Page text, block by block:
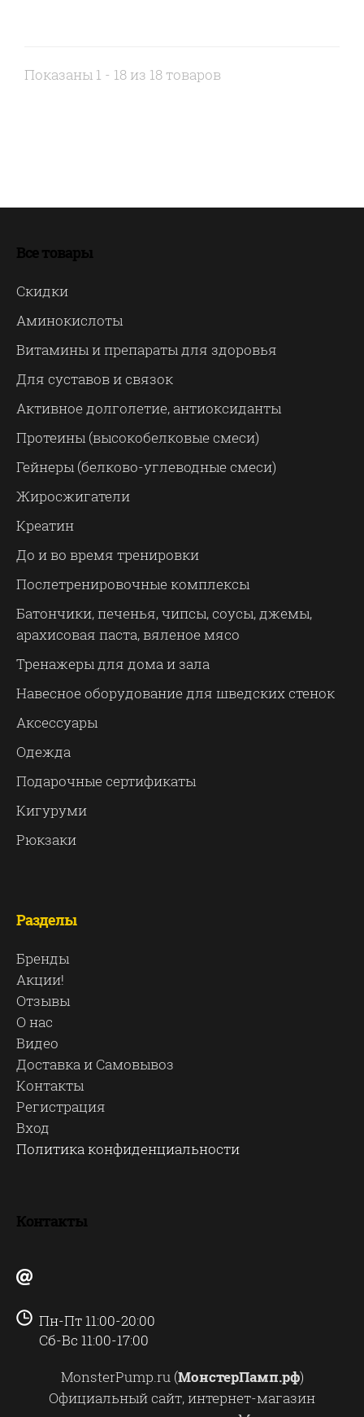
Показаны 1 - 18 из 18 товаров
Все товары
Скидки
Аминокислоты
Витамины и препараты для здоровья
Для суставов и связок
Активное долголетие, антиоксиданты
Протеины (высокобелковые смеси)
Гейнеры (белково-углеводные смеси)
Жиросжигатели
Креатин
До и во время тренировки
Послетренировочные комплексы
Батончики, печенья, чипсы, соусы, джемы,
арахисовая паста, вяленое мясо
Тренажеры для дома и зала
Навесное оборудование для шведских стенок
Аксессуары
Одежда
Подарочные сертификаты
Кигуруми
Рюкзаки
Разделы
Бренды
Акции!
Отзывы
О нас
Видео
Доставка и Самовывоз
Контакты
Регистрация
Вход
Политика конфиденциальности
Контакты
Пн-Пт 11:00-20:00
Сб-Вс 11:00-17:00
MonsterPump.ru (МонстерПамп.рф)
Официальный сайт, интернет-магазин